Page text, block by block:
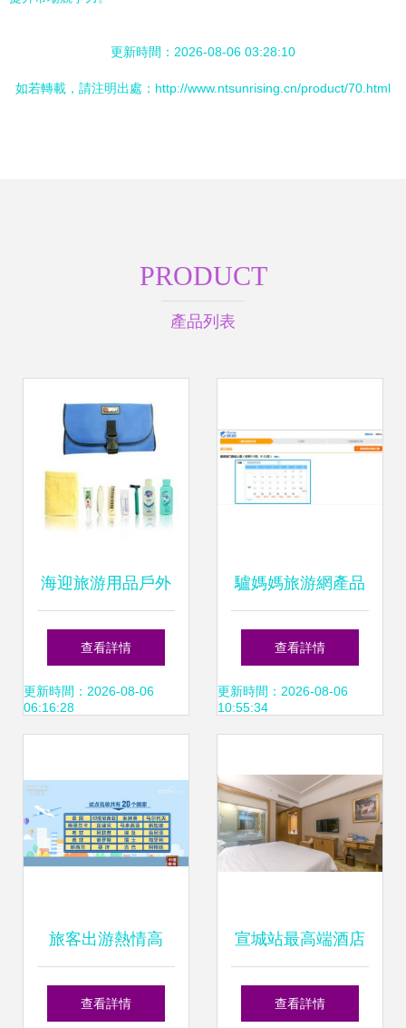
更新時間：2026-08-06 03:28:10
如若轉載，請注明出處：http://www.ntsunrising.cn/product/70.html
PRODUCT
產品列表
海迎旅游用品戶外
裝備 旅行包與商務
出差必備洗漱包評
查看詳情
更新時間：2026-08-06
06:16:28
驢媽媽旅游網產品
分析 門票與旅游業
務的雙輪驅動
查看詳情
更新時間：2026-08-06
10:55:34
旅客出游熱情高
漲，各地爭相辦理
查看詳情
宣城站最高端酒店
硬件與服務遠超預
查看詳情